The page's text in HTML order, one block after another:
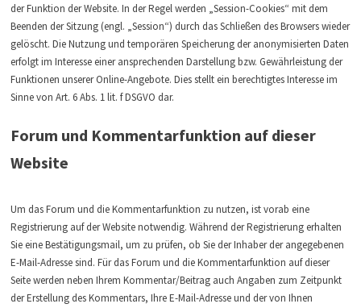
der Funktion der Website. In der Regel werden „Session-Cookies“ mit dem
Beenden der Sitzung (engl. „Session“) durch das Schließen des Browsers wieder
gelöscht. Die Nutzung und temporären Speicherung der anonymisierten Daten
erfolgt im Interesse einer ansprechenden Darstellung bzw. Gewährleistung der
Funktionen unserer Online-Angebote. Dies stellt ein berechtigtes Interesse im
Sinne von Art. 6 Abs. 1 lit. f DSGVO dar.
Forum und Kommentarfunktion auf dieser
Website
Um das Forum und die Kommentarfunktion zu nutzen, ist vorab eine
Registrierung auf der Website notwendig. Während der Registrierung erhalten
Sie eine Bestätigungsmail, um zu prüfen, ob Sie der Inhaber der angegebenen
E-Mail-Adresse sind. Für das Forum und die Kommentarfunktion auf dieser
Seite werden neben Ihrem Kommentar/Beitrag auch Angaben zum Zeitpunkt
der Erstellung des Kommentars, Ihre E-Mail-Adresse und der von Ihnen